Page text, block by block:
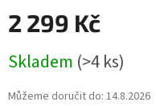
2 299 Kč
cena:
Skladem (>4 ks)
Můžeme doručit do: 14.8.2026